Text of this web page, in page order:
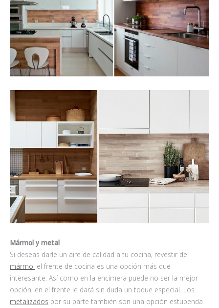
Mármol y metal
Si deseas darle un aire de calidad a tu cocina, revestir de
mármol el frente de cocina es una opción más que
interesante. Así como en la encimera puede no ser la mejor
opción, en el frente le dará sin duda un toque especial. Los
metalizados por su parte también son una opción estupenda